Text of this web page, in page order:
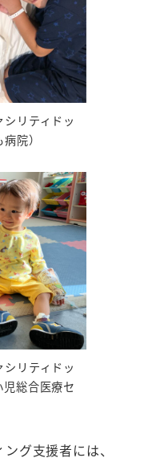
リティドッ
院）
リティドッ
総合医療セ
グ支援者には、